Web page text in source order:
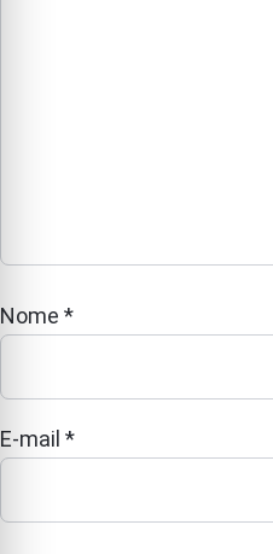
Nome *
E-mail *